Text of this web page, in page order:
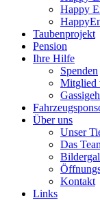
Happy
Taubenprojekt
Pension
Ihre Hilfe
Spenden
Mitglied
Über uns
Unser
Das
Kontakt
Links